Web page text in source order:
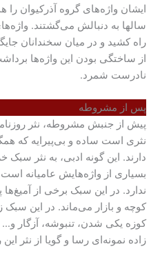
ایشان واژه‌های گروه آذرکیوان
سالها به دنبالش می‌گشتند.
راه کشید و در میان سخندانان
از ساختگی بودن این واژه‌ها
نادرست شمرد.
پس از مشروطه
پیش از جنبش مشروطه، نثر
نثری است ساده و بی‌پیرایه که
دارند. این گونه ادبی، به نثر
بسیاری از واژه‌هایش عامیانه
ندارد. در این سبک برخی از
کوچه و بازار می‌ماند. در این سبک
کوزه یکی شدن، تنبوشه، آزگار
زاده نمونه‌ای رسا و گویا از نثر